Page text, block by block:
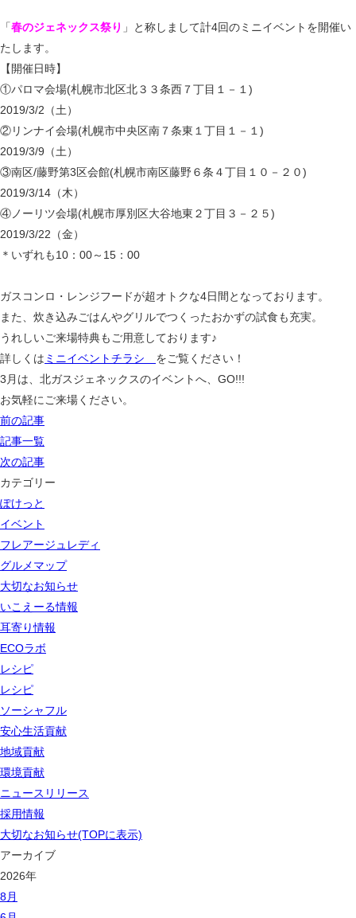
「春のジェネックス祭り 」と称しまして計4回のミニイベントを開催い
たします。
【開催日時】
①パロマ会場(札幌市北区北３３条西７丁目１－１)
2019/3/2（土）
②リンナイ会場(札幌市中央区南７条東１丁目１－１)
2019/3/9（土）
③南区/藤野第3区会館(札幌市南区藤野６条４丁目１０－２０)
2019/3/14（木）
④ノーリツ会場(札幌市厚別区大谷地東２丁目３－２５)
2019/3/22（金）
＊いずれも10：00～15：00
ガスコンロ・レンジフードが超オトクな4日間となっております。
また、炊き込みごはんやグリルでつくったおかずの試食も充実。
うれしいご来場特典もご用意しております♪
詳しくは ミニイベントチラシ をご覧ください！
3月は、北ガスジェネックスのイベントへ、GO!!!
お気軽にご来場ください。
前の記事
記事一覧
次の記事
カテゴリー
ぽけっと
イベント
フレアージュレディ
グルメマップ
大切なお知らせ
いこえーる情報
耳寄り情報
ECOラボ
レシピ
レシピ
ソーシャフル
安心生活貢献
地域貢献
環境貢献
ニュースリリース
採用情報
大切なお知らせ(TOPに表示)
アーカイブ
2026年
8月